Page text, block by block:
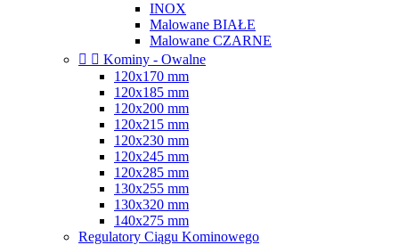
INOX
Malowane BIAŁE
Malowane CZARNE
  Kominy - Owalne
120x170 mm
120x185 mm
120x200 mm
120x215 mm
120x230 mm
120x245 mm
120x285 mm
130x255 mm
130x320 mm
140x275 mm
Regulatory Ciągu Kominowego